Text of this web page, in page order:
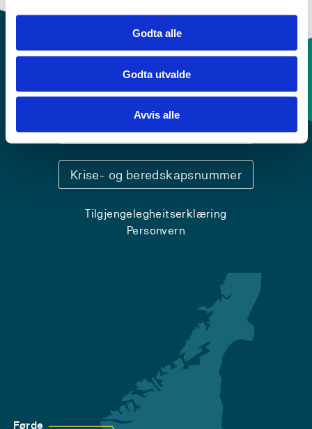
Godta alle
Godta utvalde
Avvis alle
Kontaktinfo og opningstider
Sentralbord: 55 58 58 00
Krise- og beredskapsnummer
Tilgjengelegheitserklæring
Personvern
Førde